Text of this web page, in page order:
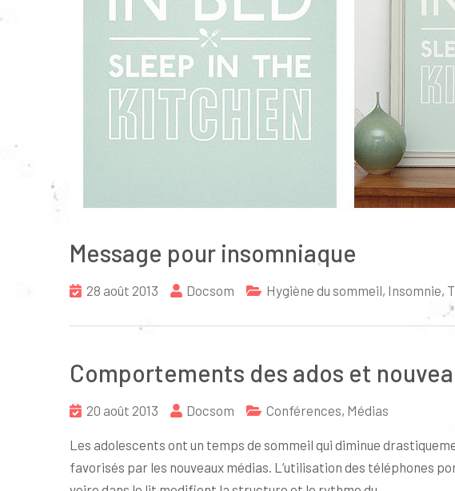
Message pour insomniaque
28 août 2013 Docsom Hygiène du sommeil, Insomnie,
Comportements des ados et
20 août 2013 Docsom Conférences, Médias
Les adolescents ont un temps de sommeil qui diminue
favorisés par les nouveaux médias. L’utilisation des téléphones